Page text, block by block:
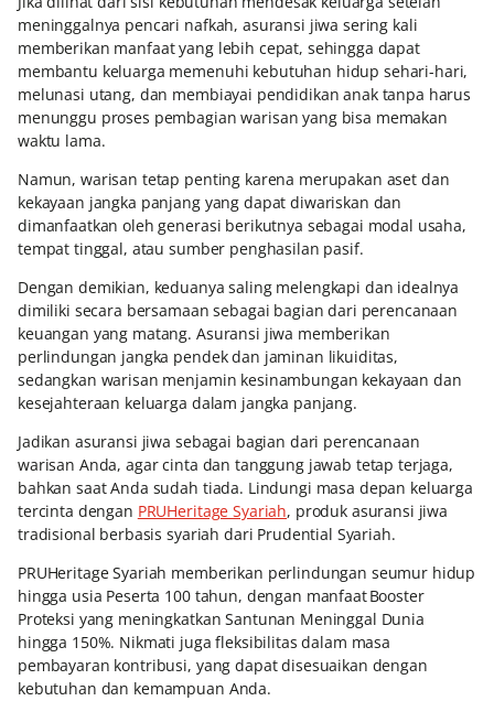
meninggalnya pencari nafkah, asuransi jiwa sering kali
memberikan manfaat yang lebih cepat, sehingga dapat
membantu keluarga memenuhi kebutuhan hidup sehari-hari,
melunasi utang, dan membiayai pendidikan anak tanpa harus
menunggu proses pembagian warisan yang bisa memakan
waktu lama.
Namun, warisan tetap penting karena merupakan aset dan
kekayaan jangka panjang yang dapat diwariskan dan
dimanfaatkan oleh generasi berikutnya sebagai modal usaha,
tempat tinggal, atau sumber penghasilan pasif.
Dengan demikian, keduanya saling melengkapi dan idealnya
dimiliki secara bersamaan sebagai bagian dari perencanaan
keuangan yang matang. Asuransi jiwa memberikan
perlindungan jangka pendek dan jaminan likuiditas,
sedangkan warisan menjamin kesinambungan kekayaan dan
kesejahteraan keluarga dalam jangka panjang.
Jadikan asuransi jiwa sebagai bagian dari perencanaan
warisan Anda, agar cinta dan tanggung jawab tetap terjaga,
bahkan saat Anda sudah tiada. Lindungi masa depan keluarga
tercinta dengan PRUHeritage Syariah, produk asuransi jiwa
tradisional berbasis syariah dari Prudential Syariah.
PRUHeritage Syariah memberikan perlindungan seumur hidup
hingga usia Peserta 100 tahun, dengan manfaat Booster
Proteksi yang meningkatkan Santunan Meninggal Dunia
hingga 150%. Nikmati juga fleksibilitas dalam masa
pembayaran kontribusi, yang dapat disesuaikan dengan
kebutuhan dan kemampuan Anda.